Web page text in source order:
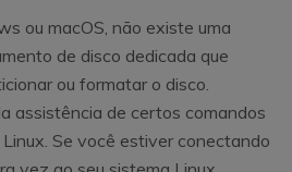
ou macOS, não existe uma
de disco dedicada que
ou formatar o disco.
assistência de certos comandos
Se você estiver conectando